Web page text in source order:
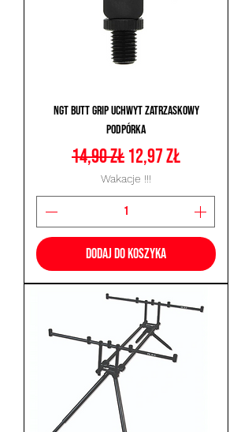
NGT Butt Grip Uchwyt Zatrzaskowy
Podpórka
Regularna cena
14,90 złCena rabatowa
12,97 zł
Wakacje !!!
Dodaj do koszyka